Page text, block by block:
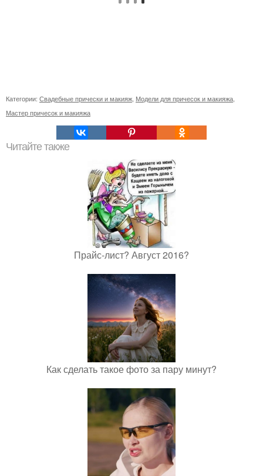
Категории: Свадебные прически и макияж Модели для причесок и макияжа
Мастер причесок и макияжа
Читайте также
Прайс-лист? Август 2016?
Как сделать такое фото за пару минут?